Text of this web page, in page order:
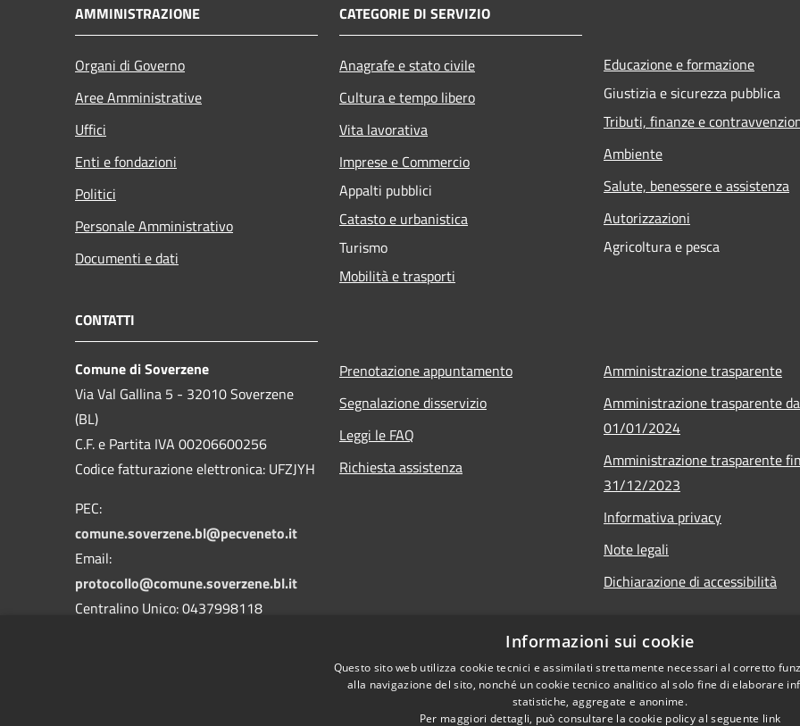
AMMINISTRAZIONE
Organi di Governo
Aree Amministrative
Uffici
Enti e fondazioni
Politici
Personale Amministrativo
Documenti e dati
CATEGORIE DI SERVIZIO
Anagrafe e stato civile
Cultura e tempo libero
Vita lavorativa
Imprese e Commercio
Appalti pubblici
Catasto e urbanistica
Turismo
Mobilità e trasporti
Educazione e formazione
Giustizia e sicurezza pubblica
Tributi, finanze e
Ambiente
Salute, benessere e assistenza
Autorizzazioni
Agricoltura e pesca
CONTATTI
Comune di Soverzene
Via Val Gallina 5 - 32010 Soverzene
(BL)
C.F. e Partita IVA 00206600256
Codice fatturazione elettronica: UFZJYH
PEC:
comune.soverzene.bl@pecveneto.it
Email:
protocollo@comune.soverzene.bl.it
Centralino Unico: 0437998118
Prenotazione appuntamento
Segnalazione disservizio
Leggi le FAQ
Richiesta assistenza
Amministrazione trasparente
Amministrazione trasparente
01/01/2024
Amministrazione trasparente
31/12/2023
Informativa privacy
Note legali
Dichiarazione di accessibilità
Informazioni sui cookie
Questo sito web utilizza cookie tecnici e assimilati strettamente necessari al corretto
alla navigazione del sito, nonché un cookie tecnico analitico al solo fine di elaborare
statistiche, aggregate e anonime.
Per maggiori dettagli, può consultare la cookie policy al seguente link